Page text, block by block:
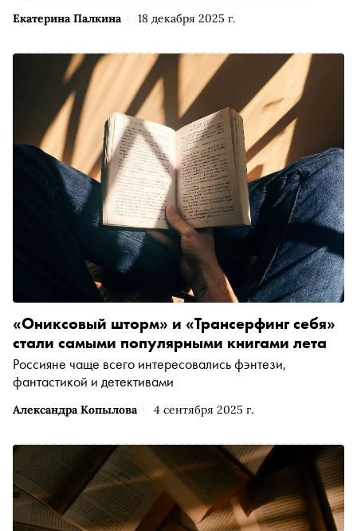
Екатерина Палкина 18 декабря 2025 г.
Александра Копылова 4 сентября 2025 г.
«Ониксовый шторм» и «Трансерфинг себя»
стали самыми популярными книгами лета
Россияне чаще всего интересовались фэнтези,
фантастикой и детективами